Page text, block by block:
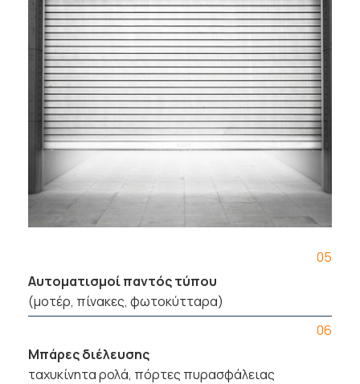
05
Αυτοματισμοί παντός τύπου
(μοτέρ, πίνακες, φωτοκύτταρα)
06
Μπάρες διέλευσης
ταχυκίνητα ρολά, πόρτες πυρασφάλειας